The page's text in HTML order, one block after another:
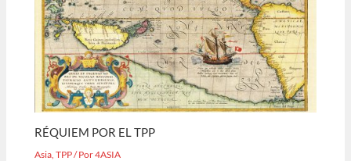
RÉQUIEM POR EL TPP
Asia ,TPP/ Por4ASIA